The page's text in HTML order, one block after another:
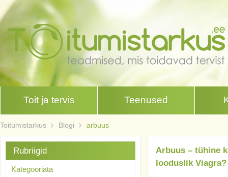
Toit ja tervis Teenused
Toitumistarkus Blogi arbuus
Arbuus – tühine
looduslik Viagra?
Rubriigid
Kategooriata